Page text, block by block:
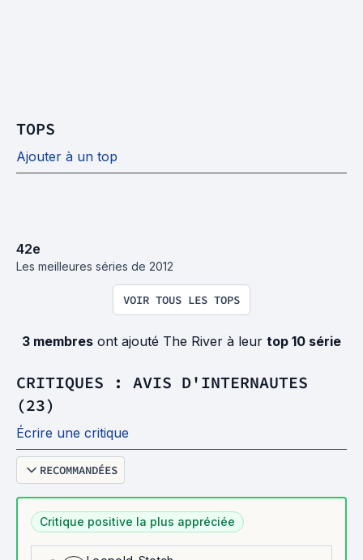
TOPS
Ajouter à un top
42e
Les meilleures séries de 2012
VOIR TOUS LES TOPS
3 membres ont ajouté The River à leur top 10 série
CRITIQUES : AVIS D'INTERNAUTES
(23)
Écrire une critique
RECOMMANDÉES
Critique positive la plus appréciée